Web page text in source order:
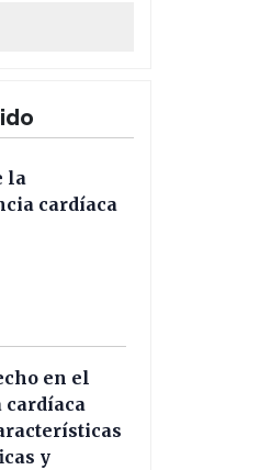
la
cardíaca
en el
cardíaca
y